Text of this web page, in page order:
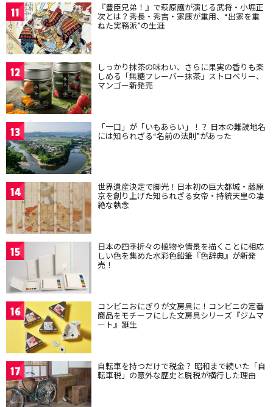
11 『豊臣兄弟！』で萩原護が演じる武将・小堀正
次とは？秀長・秀吉・家康が重用、“出家を重
ねた実務派”の生涯
12 しっかり抹茶の味わい、さらに果実の香りも楽
しめる「無糖フレーバー抹茶」ストロベリー、
マンゴー新発売
13 「一口」が「いもあらい」！？ 日本の難読地名
には知られざる“名前の法則”があった
14 世界遺産決定で脚光！日本初の巨大都城・藤原
京を創り上げた知られざる女帝・持統天皇の凄
絶な執念
15 日本の四季折々の植物や情景を描くことに相応
しい色を集めた水彩色鉛筆『色辞典』が新発
売！
16 コンビニおにぎりが文房具に！コンビニの定番
商品をモチーフにした文房具シリーズ『ジムマ
ート』誕生
17 自転車を持つだけで税金？ 昭和まで続いた「自
転車税」の意外な歴史と脱税が横行した理由